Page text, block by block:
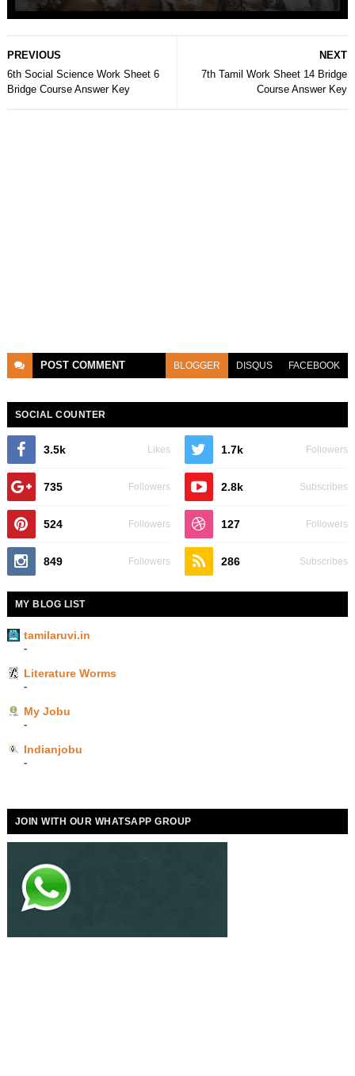
NEXT
7th Tamil Work Sheet 14 Bridge
Course Answer Key
PREVIOUS
6th Social Science Work Sheet 6
Bridge Course Answer Key
POST COMMENT BLOGGER DISQUS FACEBOOK
SOCIAL COUNTER
3.5k Likes 1.7k Followers
735 Followers 2.8k Subscribes
524 Followers 127 Followers
849 Followers 286 Subscribes
MY BLOG LIST
tamilaruvi.in
-
Literature Worms
-
My Jobu
-
Indianjobu
-
JOIN WITH OUR WHATSAPP GROUP